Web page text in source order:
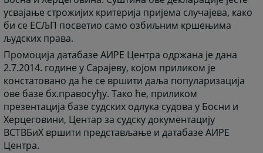
усвајање строжијих критерија пријема случајева, како
би се ЕСЉП посветио само озбиљним кршењима
људских права.
Промоција датабазе АИРЕ Центра одржана је дана
2.7.2014. године у Сарајеву, којом приликом је
констатовано да ће се вршити даља популаризација
ове базе бх.правосуђу. Тако ће, приликом
презентација базе судских одлука судова у Босни и
Херцеговини, Центар за судску документацију
ВСТВБиХ вршити представљање и датабазе АИРЕ
Центра.